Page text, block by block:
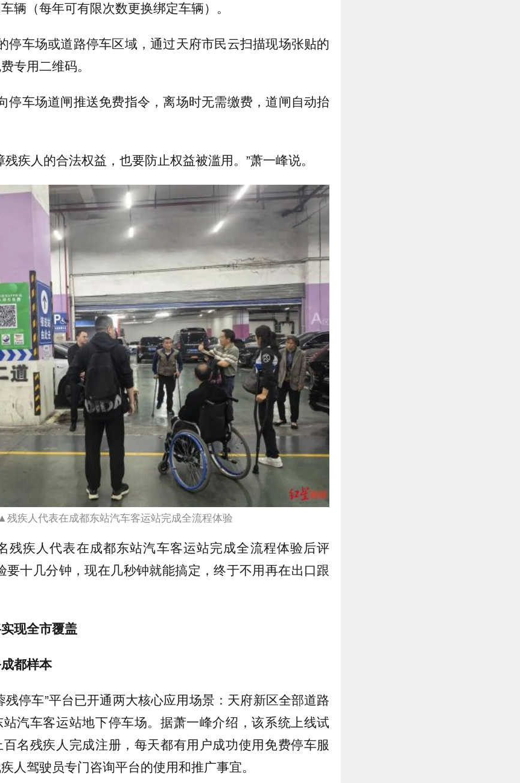
辆（每年可有限次数更换绑定车辆）。
停车场或道路停车区域，通过天府市民云扫描现场张贴的
专用二维码。
停车场道闸推送免费指令，离场时无需缴费，道闸自动抬
残疾人的合法权益，也要防止权益被滥用。”萧一峰说。
残疾人代表在成都东站汽车客运站完成全流程体验
残疾人代表在成都东站汽车客运站完成全流程体验后评
要十几分钟，现在几秒钟就能搞定，终于不用再在出口跟
现全市覆盖
都样本
残停车”平台已开通两大核心应用场景：天府新区全部道路
汽车客运站地下停车场。据萧一峰介绍，该系统上线试
名残疾人完成注册，每天都有用户成功使用免费停车服
人驾驶员专门咨询平台的使用和推广事宜。